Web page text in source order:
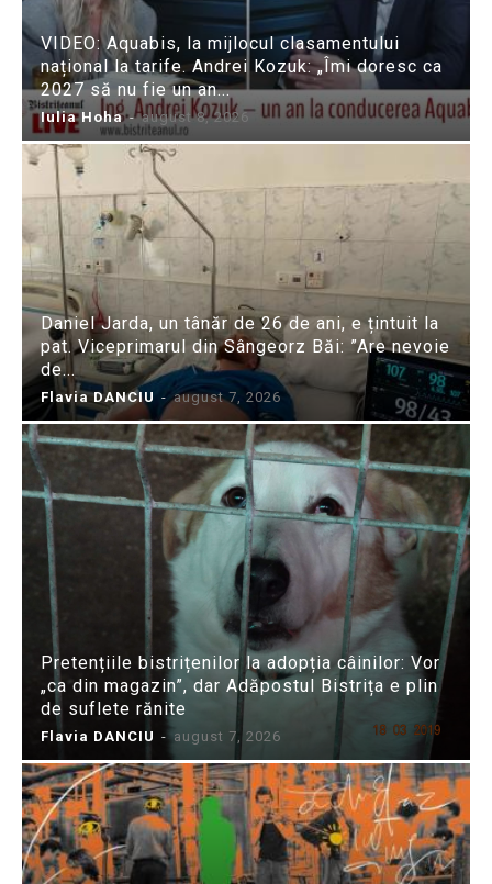
VIDEO: Aquabis, la mijlocul clasamentului
național la tarife. Andrei Kozuk: „Îmi doresc ca
2027 să nu fie un an...
Iulia Hoha - august 8, 2026
Daniel Jarda, un tânăr de 26 de ani, e țintuit la
pat. Viceprimarul din Sângeorz Băi: ”Are nevoie
de...
Flavia DANCIU - august 7, 2026
Pretențiile bistrițenilor la adopția câinilor: Vor
„ca din magazin”, dar Adăpostul Bistrița e plin
de suflete rănite
Flavia DANCIU - august 7, 2026